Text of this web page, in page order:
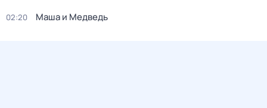
02:20 Маша и Медведь